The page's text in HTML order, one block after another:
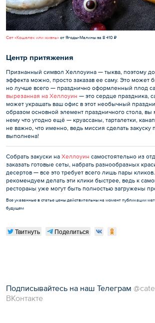
Сет «Кошелек или жизнь» от Ягоды-Малины за 8 410 ₽
Центр притяжения
Признанный символ Хеллоуина — тыква, поэтому
эффекта можно, просто заказав ее саму. Это может
но лучше всего — празднично оформленный плод
вырезанная на Хеллоуин — это сердце праздника,
может украшать ваш офис в этот необычный
образом основной элемент праздничного стола, вы
нему что угодно ещё — круассаны, тарталетки,
не важно, что именно, ведь миссия сделать закуску
выполнена!
Собрать закуски на Хеллоуин самостоятельно из
заказать готовые сеты, набрать разнообразных
десертов — все это требует всего лишь пары
рекомендуем делать эти клики быстрее, ведь к
рестораны уже могут быть полностью загружены
Все указанные в статье цены действительны на момент публикации
будущем
Твитнуть Поделиться
Подписывайтесь на наш Телеграм
ВКонтакте